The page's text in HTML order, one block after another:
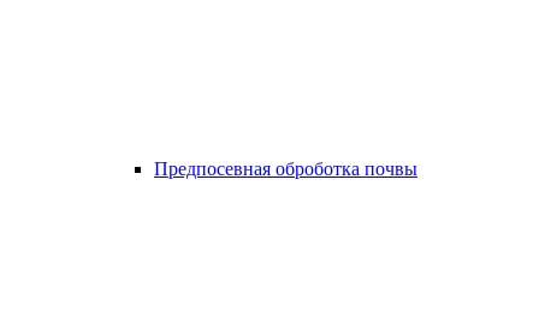
Предпосевная оброботка почвы